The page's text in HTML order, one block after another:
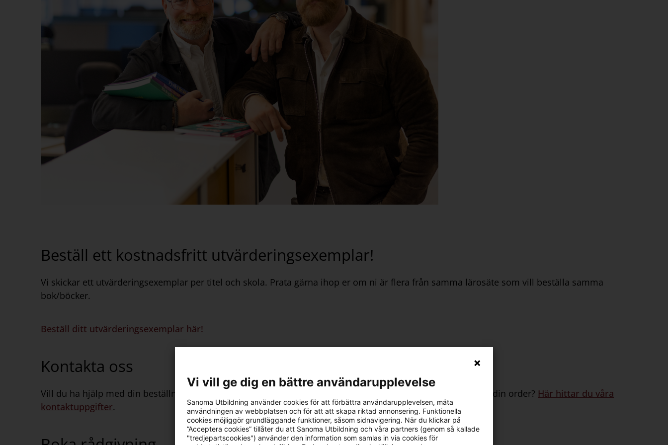
Beställ ett kostnadsfritt utvärderingsexemplar!
Vi skickar ett utvärderingsexemplar per titel och skola. Prata gärna ihop er om ni är flera från samma lärosäte som vill beställa samma
bok/böcker.
Beställ ditt utvärderingsexemplar här!
Kontakta oss
Vill du ha hjälp med din beställning, att komma igång med dina digitala läromedel eller har något blivit fel i din order? Här hittar du våra
kontaktuppgifter.
Vi vill ge dig en bättre användarupplevelse
Sanoma Utbildning använder cookies för att förbättra användarupplevelsen, mäta
användningen av webbplatsen och för att att skapa riktad annonsering. Funktionella
cookies möjliggör grundläggande funktioner, såsom sidnavigering. När du klickar på
”Acceptera cookies” tillåter du att Sanoma Utbildning och våra partners (genom så kallade
"tredjepartscookies") använder den information som samlas in via cookies för